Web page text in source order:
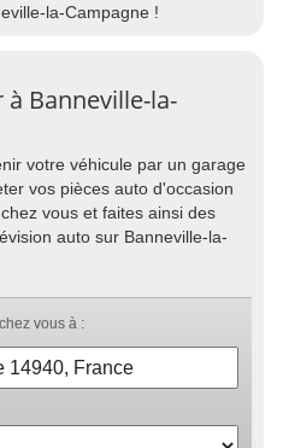
la-Campagne !
à Banneville-la-
votre véhicule par un garage
vos pièces auto d'occasion
vous et faites ainsi des
auto sur Banneville-la-